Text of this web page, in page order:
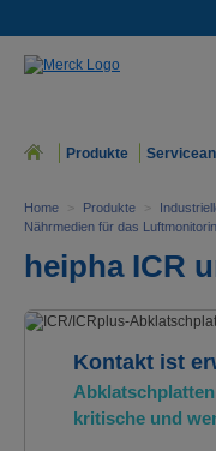
Produkte
Home > Produkte >
Nährmedien für das
heipha ICR
Kontakt ist
kritische und